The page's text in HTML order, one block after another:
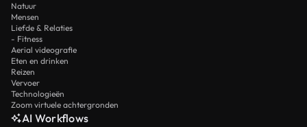
Natuur
Mensen
Liefde & Relaties
- Fitness
Aerial videografie
Eten en drinken
Reizen
Vervoer
Technologieën
Zoom virtuele achtergronden
AI Workflows